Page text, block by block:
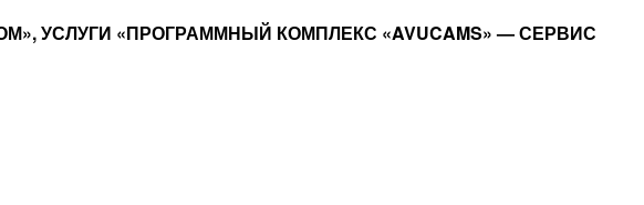
УСЛУГИ «ПРОГРАММНЫЙ КОМПЛЕКС «AVUCAMS» — СЕРВИС